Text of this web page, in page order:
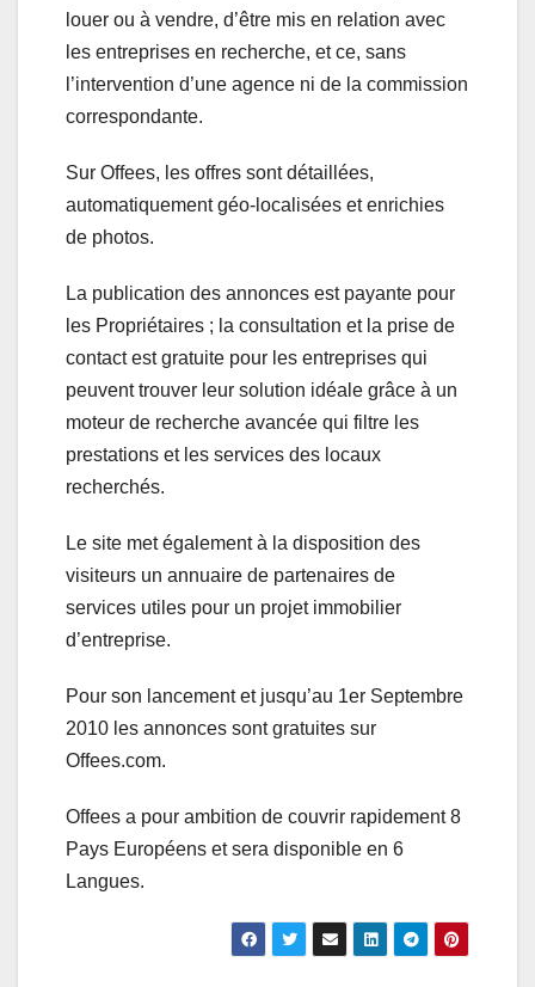
louer ou à vendre, d’être mis en relation avec
les entreprises en recherche, et ce, sans
l’intervention d’une agence ni de la commission
correspondante.
Sur Offees, les offres sont détaillées,
automatiquement géo-localisées et enrichies
de photos.
La publication des annonces est payante pour
les Propriétaires ; la consultation et la prise de
contact est gratuite pour les entreprises qui
peuvent trouver leur solution idéale grâce à un
moteur de recherche avancée qui filtre les
prestations et les services des locaux
recherchés.
Le site met également à la disposition des
visiteurs un annuaire de partenaires de
services utiles pour un projet immobilier
d’entreprise.
Pour son lancement et jusqu’au 1er Septembre
2010 les annonces sont gratuites sur
Offees.com.
Offees a pour ambition de couvrir rapidement 8
Pays Européens et sera disponible en 6
Langues.